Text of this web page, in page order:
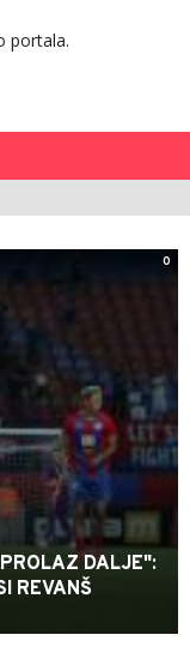
portala.
0
PROLAZ DALJE":
REVANŠ